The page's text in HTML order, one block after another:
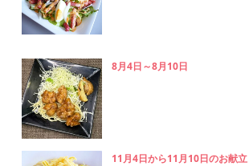
8月4日～8月10日
11月4日から11月10日のお献立